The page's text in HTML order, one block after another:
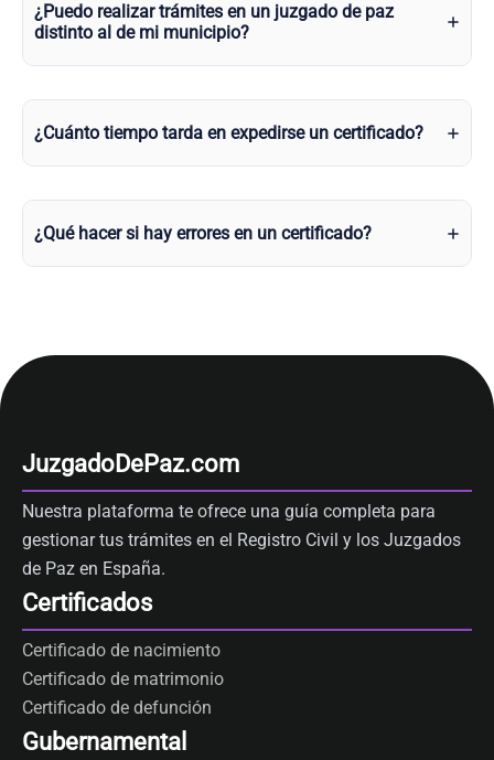
¿Puedo realizar trámites en un juzgado de paz
distinto al de mi municipio?
¿Cuánto tiempo tarda en expedirse un certificado?
¿Qué hacer si hay errores en un certificado?
JuzgadoDePaz.com
Nuestra plataforma te ofrece una guía completa para
gestionar tus trámites en el Registro Civil y los Juzgados
de Paz en España.
Certificados
Certificado de nacimiento
Certificado de matrimonio
Certificado de defunción
Gubernamental